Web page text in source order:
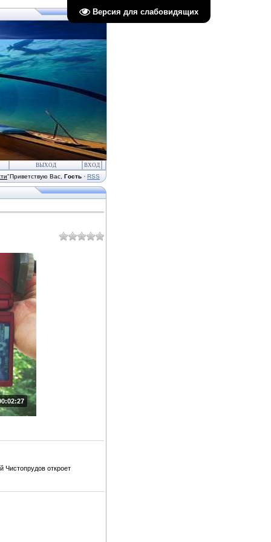
Версия для слабовидящих
ВЫХОД ВХОД
"Приветствую Вас Гость · RSS
откроет